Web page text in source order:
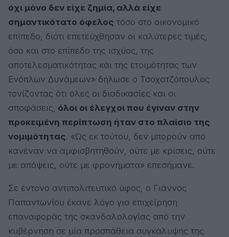
όχι μόνο δεν είχε ζημία, αλλά είχε
σημαντικότατο όφελος τόσο στο οικονομικό
επίπεδο, διότι επετεύχθησαν οι καλύτερες τιμές,
όσο και στο επίπεδο της ισχύος, της
αποτελεσματικότητας και της ετοιμότητας των
Ενόπλων Δυνάμεων» δήλωσε ο Τσοχατζόπουλος
τονίζοντας ότι όλες οι διαδικασίες και οι
αποφάσεις, όλοι οι έλεγχοι που έγιναν στην
προκειμένη περίπτωση ήταν στο πλαίσιο της
νομιμότητας. «Ως εκ τούτου, δεν μπορούν από
κανέναν να αμφισβητηθούν, ούτε με κρίσεις, ούτε
με απόψεις, ούτε με φρονήματα» επεσήμανε.
Σε έντονο αντιπολιτευτικό ύφος, ο Γιάννος
Παπαντωνίου έκανε λόγο για επιχείρηση
επαναφοράς της σκανδαλολογίας από την
κυβέρνηση σε μία προσπάθεια συγκάλυψης της